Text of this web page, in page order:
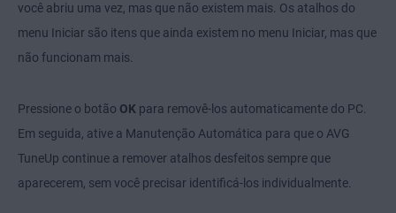
você abriu uma vez, mas que não existem mais. Os atalhos do
menu Iniciar são itens que ainda existem no menu Iniciar, mas que
não funcionam mais.
Pressione o botão OK para removê-los automaticamente do PC.
Em seguida, ative a Manutenção Automática para que o AVG
TuneUp continue a remover atalhos desfeitos sempre que
aparecerem, sem você precisar identificá-los individualmente.